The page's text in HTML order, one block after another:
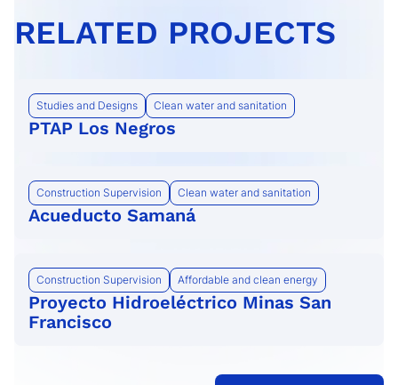
RELATED PROJECTS
Studies and Designs Clean water and sanitation
PTAP Los Negros
Construction Supervision Clean water and sanitation
Acueducto Samaná
Construction Supervision Affordable and clean energy
Proyecto Hidroeléctrico Minas San
Francisco